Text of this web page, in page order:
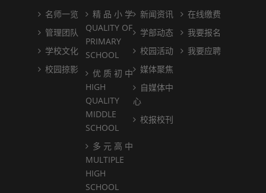
名师一览
管理团队
学校文化
校园掠影
精 品 小 学
QUALITY OF
PRIMARY
SCHOOL
优 质 初 中
HIGH
QUALITY
MIDDLE
SCHOOL
多 元 高 中
MULTIPLE
HIGH
SCHOOL
新闻资讯
学部动态
校园活动
媒体聚焦
自媒体中
心
校报校刊
在线缴费
我要报名
我要应聘